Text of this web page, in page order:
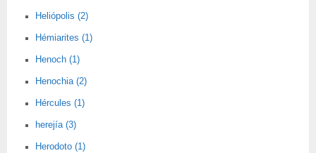
Heliópolis (2)
Hémiarites (1)
Henoch (1)
Henochia (2)
Hércules (1)
herejía (3)
Herodoto (1)